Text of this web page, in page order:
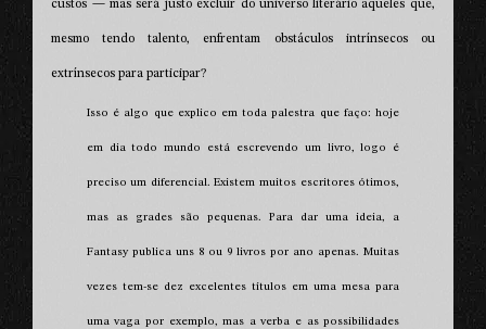
custos — mas será justo excluir do universo literário aqueles que,
mesmo tendo talento, enfrentam obstáculos intrínsecos ou
extrínsecos para participar?
Isso é algo que explico em toda palestra que faço: hoje
em dia todo mundo está escrevendo um livro, logo é
preciso um diferencial. Existem muitos escritores ótimos,
mas as grades são pequenas. Para dar uma ideia, a
Fantasy publica uns 8 ou 9 livros por ano apenas. Muitas
vezes tem-se dez excelentes títulos em uma mesa para
uma vaga por exemplo, mas a verba e as possibilidades